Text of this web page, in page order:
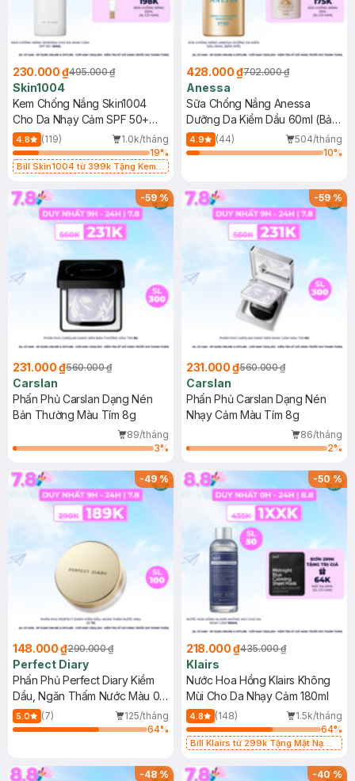
230.000 ₫495.000 ₫
Skin1004
Kem Chống Nắng Skin1004
Cho Da Nhạy Cảm SPF 50+
50ml
4.8 (119)
1.0k/tháng
19%
Bill Skin1004 từ 399k Tặng Kem
SPF 50+ 20ml (SL Có Hạn)
428.000 ₫702.000 ₫
Anessa
Sữa Chống Nắng Anessa
Dưỡng Da Kiềm Dầu 60ml (Bản
Mới)
4.9 (44)
504/tháng
10%
-59%
231.000 ₫560.000 ₫
Carslan
Phấn Phủ Carslan Dạng Nén
Bản Thường Màu Tím 8g
89/tháng
3%
-59%
231.000 ₫560.000 ₫
Carslan
Phấn Phủ Carslan Dạng Nén
Nhạy Cảm Màu Tím 8g
86/tháng
2%
-49%
148.000 ₫290.000 ₫
Perfect Diary
Phấn Phủ Perfect Diary Kiềm
Dầu, Ngăn Thấm Nước Màu 02
7g
5.0 (7)
125/tháng
64%
-50%
218.000 ₫435.000 ₫
Klairs
Nước Hoa Hồng Klairs Không
Mùi Cho Da Nhạy Cảm 180ml
4.8 (148)
1.5k/tháng
64%
Bill Klairs từ 299k Tặng Mặt Nạ
25ml (SL Có Hạn)
-48% -40%